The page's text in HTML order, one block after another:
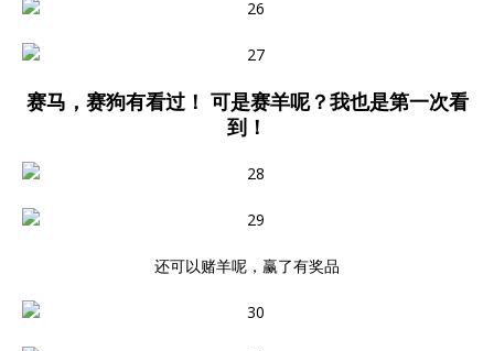
赛马，赛狗有看过！ 可是赛羊呢？我也是第一次看
到！
还可以赌羊呢，赢了有奖品